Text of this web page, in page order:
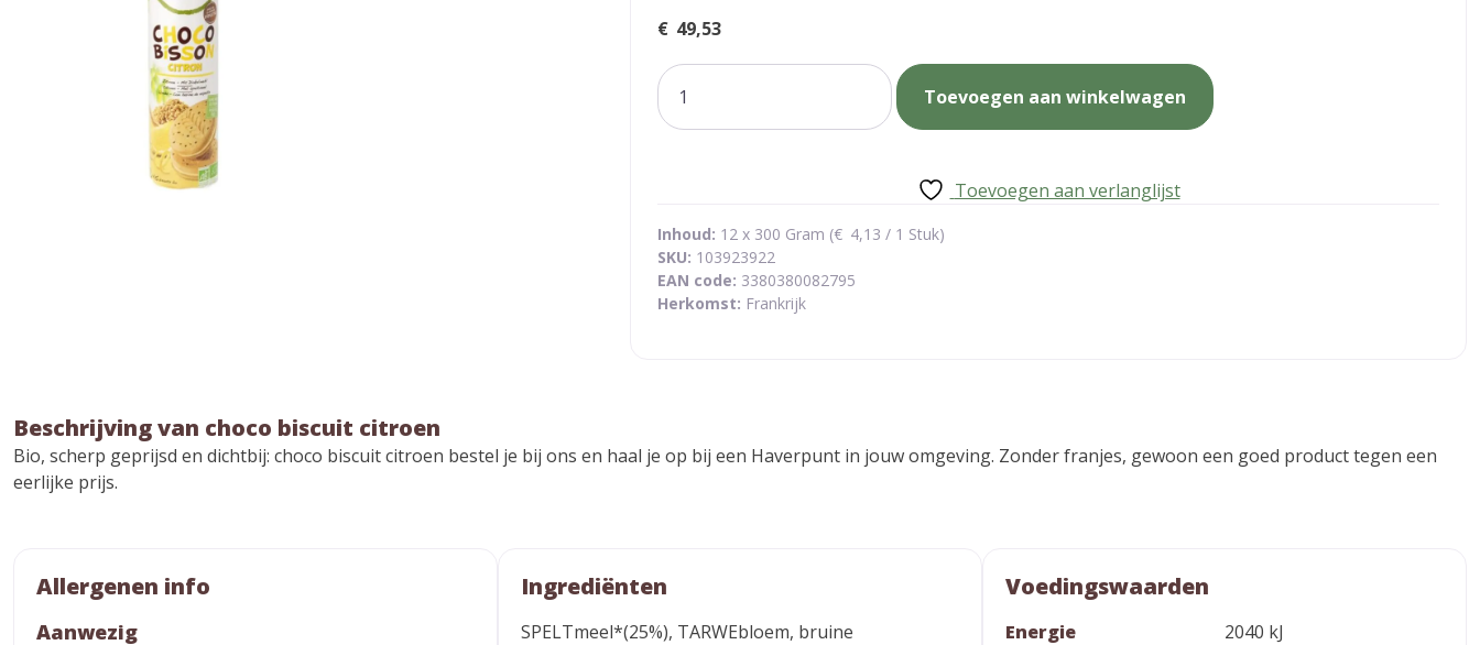
€ 49,53
choco
biscuit
citroen
Toevoegen aan winkelwagen
Toevoegen aan verlanglijst
Inhoud: 12 x 300 Gram (€ 4,13 / 1 Stuk)
SKU: 103923922
EAN code: 3380380082795
Herkomst: Frankrijk
Beschrijving van choco biscuit citroen
Bio, scherp geprijsd en dichtbij: choco biscuit citroen bestel je bij ons en haal je op bij een Haverpunt in jouw omgeving. Zonder franjes, gewoon een goed product tegen een
eerlijke prijs.
Allergenen info
Aanwezig
Ingrediënten
SPELTmeel*(25%), TARWEbloem, bruine
Voedingswaarden
Energie
2040 kJ